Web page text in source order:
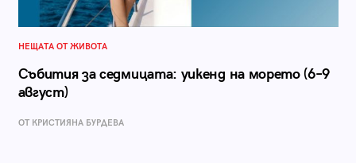
НЕЩАТА ОТ ЖИВОТА
Събития за седмицата: уикенд на морето (6–9
август)
ОТ КРИСТИЯНА БУРДЕВА